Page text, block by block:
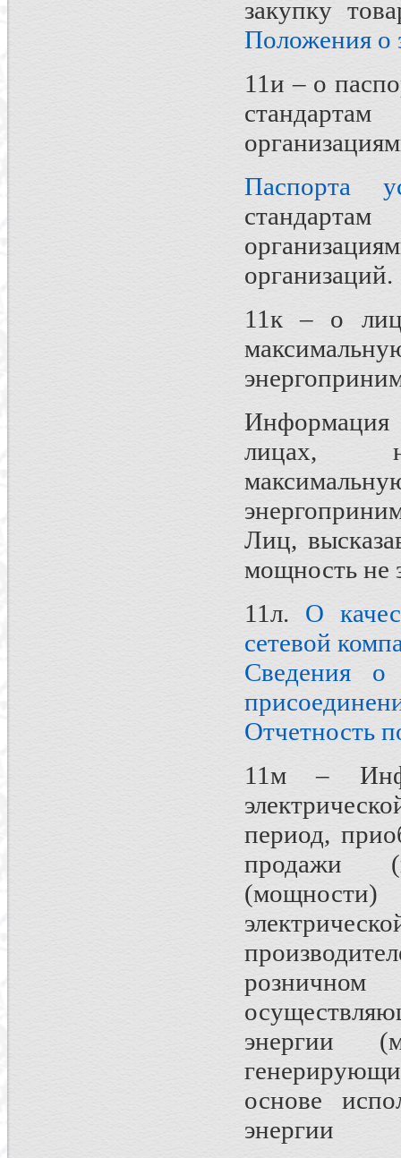
закупку
Положения о
11и – о
Паспорта
организаций.
11к – о
Информация
лицах,
Лиц,
мощность не
11л. О
сетевой
Сведения о
Отчетность
11м –
период,
продажи
энергии
основе
энергии